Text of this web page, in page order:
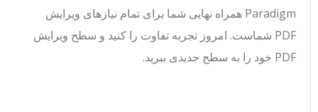
Paradigm همراه نهایی شما برای تمام نیازهای ویرایش
PDF شماست. امروز تجربه تفاوت را کنید و سطح ویرایش
PDF خود را به سطح جدیدی ببرید.